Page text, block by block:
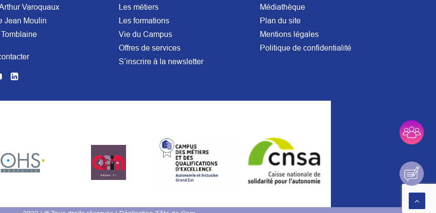
Varoquaux
Jean Moulin
Les métiers
Les formations
Vie du Campus
Offres de services
S’inscrire à la newsletter
Médiathèque
Plan du site
Mentions légales
Politique de confidentialité